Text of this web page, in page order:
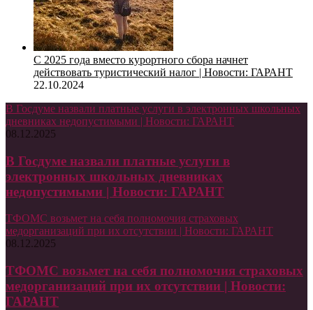
С 2025 года вместо курортного сбора начнет
действовать туристический налог | Новости: ГАРАНТ
22.10.2024
В Госдуме назвали платные услуги в электронных школьных
дневниках недопустимыми | Новости: ГАРАНТ
08.12.2025
В Госдуме назвали платные услуги в
электронных школьных дневниках
недопустимыми | Новости: ГАРАНТ
ТФОМС возьмет на себя полномочия страховых
медорганизаций при их отсутствии | Новости: ГАРАНТ
08.12.2025
ТФОМС возьмет на себя полномочия страховых
медорганизаций при их отсутствии | Новости:
ГАРАНТ